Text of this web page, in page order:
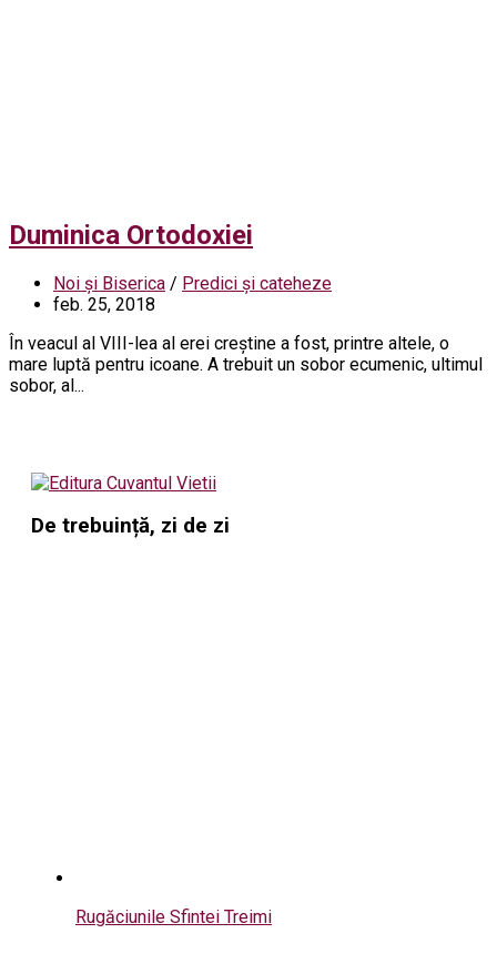
Duminica Ortodoxiei
Noi și Biserica / Predici și cateheze
feb. 25, 2018
În veacul al VIII-lea al erei creștine a fost, printre altele, o
mare luptă pentru icoane. A trebuit un sobor ecumenic, ultimul
sobor, al...
De trebuință, zi de zi
Rugăciunile Sfintei Treimi